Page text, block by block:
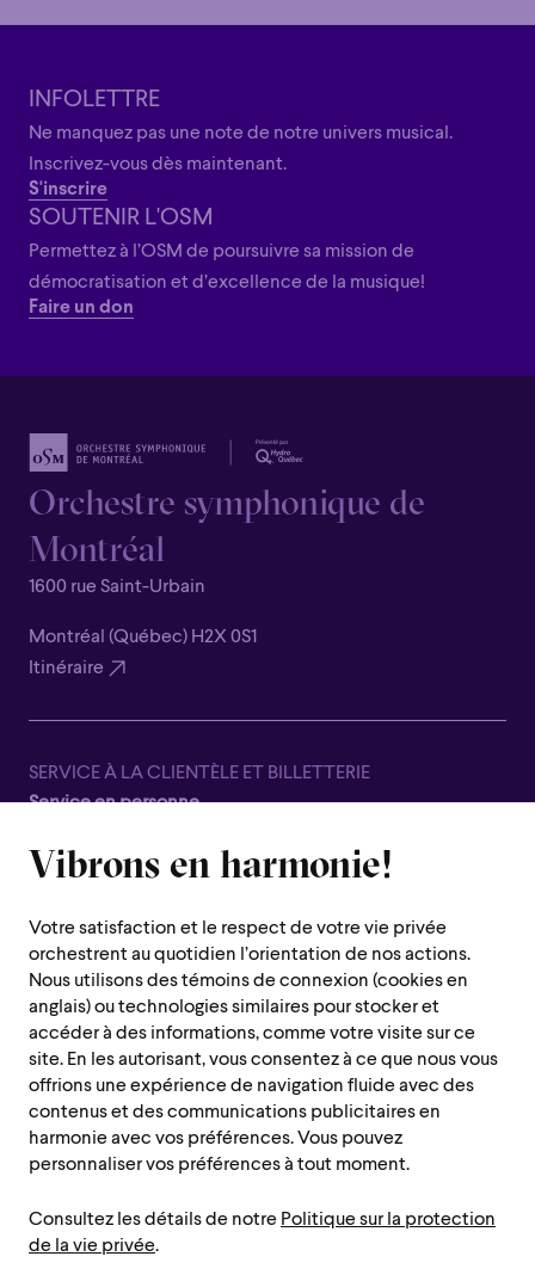
Vibrons en harmonie!
Votre satisfaction et le respect de votre vie privée
orchestrent au quotidien l’orientation de nos actions.
Nous utilisons des témoins de connexion (cookies en
anglais) ou technologies similaires pour stocker et
accéder à des informations, comme votre visite sur ce
site. En les autorisant, vous consentez à ce que nous vous
offrions une expérience de navigation fluide avec des
contenus et des communications publicitaires en
harmonie avec vos préférences. Vous pouvez
personnaliser vos préférences à tout moment.
Consultez les détails de notre Politique sur la protection
de la vie privée.
Immersif
INFOLETTRE
Ne manquez pas une note de notre univers musical.
Inscrivez-vous dès maintenant.
S'inscrire
SOUTENIR L'OSM
Permettez à l’OSM de poursuivre sa mission de
démocratisation et d’excellence de la musique!
Faire un don
Orchestre symphonique de
Montréal
1600 rue Saint-Urbain
Montréal (Québec) H2X 0S1
Itinéraire
SERVICE À LA CLIENTÈLE ET BILLETTERIE
Service en personne
1600 rue Saint-Urbain,
Service téléphonique
Du lundi au jeudi : de 10 h à 19 h
Vendredi : 10h à 14h
Fermé le samedi, dimanche et les jours fériés
Région de Montréal :514 842-9951
Sans frais :1 888 842-9951
INFORMATIONS PRATIQUES
Nous contacter
Administration